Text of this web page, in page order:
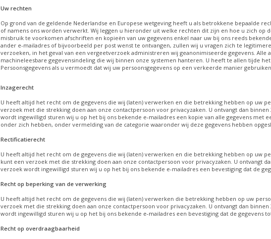
Uw rechten
Op grond van de geldende Nederlandse en Europese wetgeving heeft u als betrokkene bepaalde
of namens ons worden verwerkt. Wij leggen u hieronder uit welke rechten dit zijn en hoe u zich op
misbruik te voorkomen afschriften en kopieën van uw gegevens enkel naar uw bij ons reeds
ander e-mailadres of bijvoorbeeld per post wenst te ontvangen, zullen wij u vragen zich te
verzoeken, in het geval van een vergeetverzoek administreren wij geanonimiseerde gegevens. Alle
machineleesbare gegevensindeling die wij binnen onze systemen hanteren. U heeft te allen tijde
Persoonsgegevens als u vermoedt dat wij uw persoonsgegevens op een verkeerde manier
Inzagerecht
U heeft altijd het recht om de gegevens die wij (laten) verwerken en die betrekking hebben op uw
verzoek met die strekking doen aan onze contactpersoon voor privacyzaken. U ontvangt dan
wordt ingewilligd sturen wij u op het bij ons bekende e-mailadres een kopie van alle gegevens met
onder zich hebben, onder vermelding van de categorie waaronder wij deze gegevens hebben
Rectificatierecht
U heeft altijd het recht om de gegevens die wij (laten) verwerken en die betrekking hebben op uw
kunt een verzoek met die strekking doen aan onze contactpersoon voor privacyzaken. U ontvangt
verzoek wordt ingewilligd sturen wij u op het bij ons bekende e-mailadres een bevestiging dat de
Recht op beperking van de verwerking
U heeft altijd het recht om de gegevens die wij (laten) verwerken die betrekking hebben op uw
verzoek met die strekking doen aan onze contactpersoon voor privacyzaken. U ontvangt dan
wordt ingewilligd sturen wij u op het bij ons bekende e-mailadres een bevestiging dat de gegevens
Recht op overdraagbaarheid